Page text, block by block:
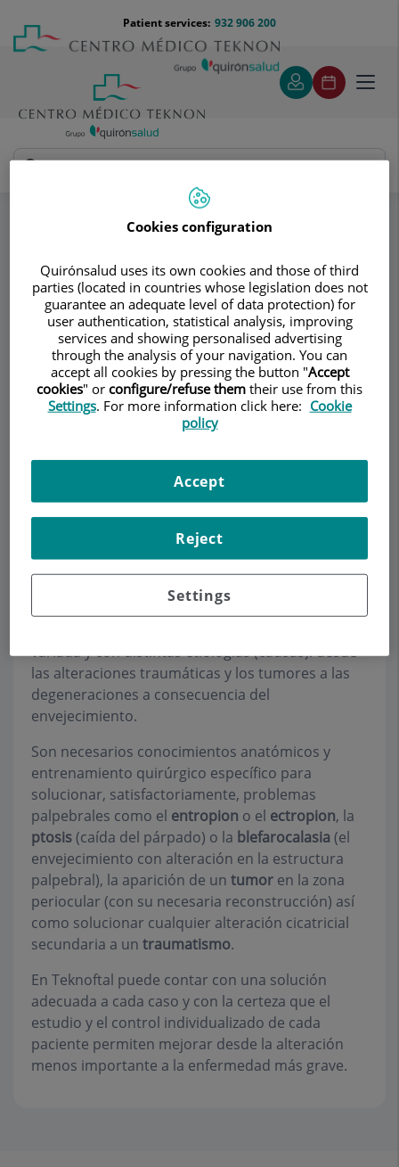
content
Menú
teléfono
cabecera
932 906 200
Patient services:
Institut Oftàlmic Teknoftal
IO
Institut Oftàlmic
Teknoftal
OPHTHALMOLOGY
DescriptionServicesTeamContactOpening hours
Make an appointment
Párpado
variada y con distintas etiologías (causas): desde
las alteraciones traumáticas y los tumores a las
degeneraciones a consecuencia del
envejecimiento.
Son necesarios conocimientos anatómicos y
entrenamiento quirúrgico específico para
solucionar, satisfactoriamente, problemas
palpebrales como el entropion o el ectropion, la
ptosis(caída del párpado) o la blefarocalasia (el
envejecimiento con alteración en la estructura
palpebral), la aparición de un tumor en la zona
periocular (con su necesaria reconstrucción) así
como solucionar cualquier alteración cicatricial
secundaria a un traumatismo.
En Teknoftal puede contar con una solución
adecuada a cada caso y con la certeza que el
estudio y el control individualizado de cada
paciente permiten mejorar desde la alteración
menos importante a la enfermedad más grave.
Cookies configuration
Quirónsalud uses its own cookies and those of third
parties (located in countries whose legislation does not
guarantee an adequate level of data protection) for
user authentication, statistical analysis, improving
services and showing personalised advertising
through the analysis of your navigation. You can
accept all cookies by pressing the button "Accept
cookies" or configure/refuse them their use from this
Settings. For more information click here: Cookie
policy
Settings
Reject
Accept